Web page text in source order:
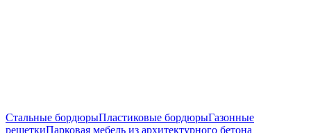
Стальные бордюрыПластиковые бордюрыГазонные
решеткиПарковая мебель из архитектурного бетона